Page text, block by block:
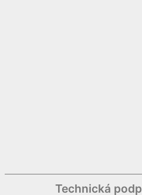
Technická